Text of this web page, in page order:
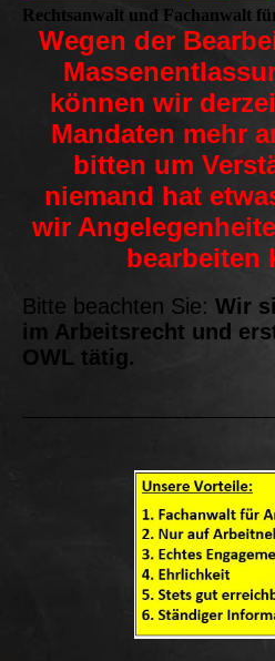
Rechtsanwalt und Fachanwalt
Wegen der
können wir
Mandaten mehr
bitten um
niemand hat
wir
bearbeiten
Bitte beachten Sie: Wir
im Arbeitsrecht und
OWL tätig.